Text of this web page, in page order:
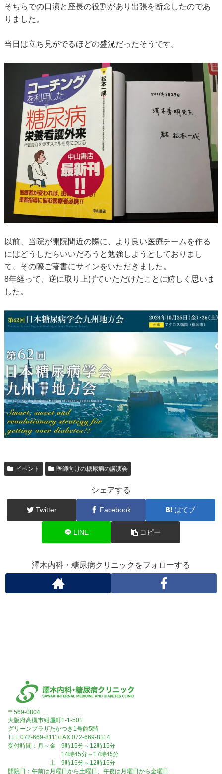
そちらでの口演と座長の役割があり出張を断念したのであ
りました。
当日は立ち見がでるほどの盛況だったそうです。
以前、当院が開院間近の際に、より良い医療チームを作る
にはどうしたらいいだろうと勉強しようとしておりまし
て、その際ご著書にサインをいただきました。
8年経って、逆に取り上げていただけたことに嬉しく思いま
した。
イベント 医師向けの糖尿病の講演会
シェアする
Twitter Facebook はてブ
LINE コピー
澤木内科・糖尿病クリニックをフォローする
〒569-0804
大阪府高槻市紺屋町1-1-501
グリーンプラザたかつき1号館5階
TEL:072-669-8111/FAX:072-669-8114
受付時間：月～金 9時15分～12時15分
14時45分～17時45分
土 9時15分～12時15分
開院日：午前は月曜日から土曜日、午後は月曜日から金曜日